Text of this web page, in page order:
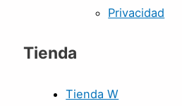
Privacidad
Tienda
Tienda W